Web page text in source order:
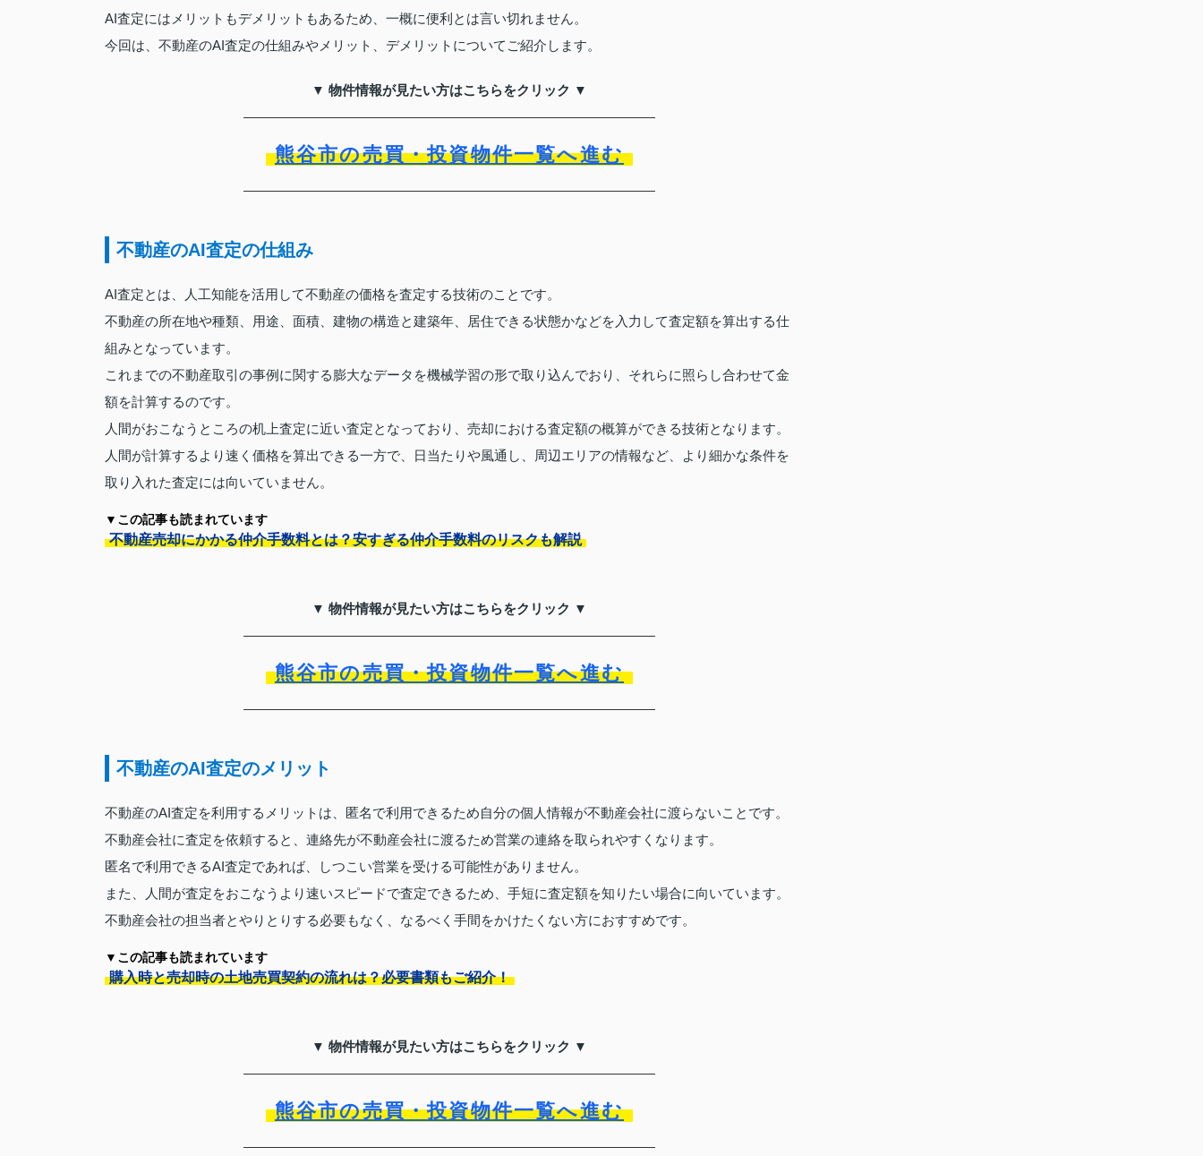
AI査定にはメリットもデメリットもあるため、一概に便利とは言い切れません。
今回は、不動産のAI査定の仕組みやメリット、デメリットについてご紹介します。
▼ 物件情報が見たい方はこちらをクリック ▼
熊谷市の売買・投資物件一覧へ進む
不動産のAI査定の仕組み
AI査定とは、人工知能を活用して不動産の価格を査定する技術のことです。
不動産の所在地や種類、用途、面積、建物の構造と建築年、居住できる状態かなどを入力して査定額を算出する仕
組みとなっています。
これまでの不動産取引の事例に関する膨大なデータを機械学習の形で取り込んでおり、それらに照らし合わせて金
額を計算するのです。
人間がおこなうところの机上査定に近い査定となっており、売却における査定額の概算ができる技術となります。
人間が計算するより速く価格を算出できる一方で、日当たりや風通し、周辺エリアの情報など、より細かな条件を
取り入れた査定には向いていません。
▼この記事も読まれています
不動産売却にかかる仲介手数料とは？安すぎる仲介手数料のリスクも解説
▼ 物件情報が見たい方はこちらをクリック ▼
熊谷市の売買・投資物件一覧へ進む
不動産のAI査定のメリット
不動産のAI査定を利用するメリットは、匿名で利用できるため自分の個人情報が不動産会社に渡らないことです。
不動産会社に査定を依頼すると、連絡先が不動産会社に渡るため営業の連絡を取られやすくなります。
匿名で利用できるAI査定であれば、しつこい営業を受ける可能性がありません。
また、人間が査定をおこなうより速いスピードで査定できるため、手短に査定額を知りたい場合に向いています。
不動産会社の担当者とやりとりする必要もなく、なるべく手間をかけたくない方におすすめです。
▼この記事も読まれています
購入時と売却時の土地売買契約の流れは？必要書類もご紹介！
▼ 物件情報が見たい方はこちらをクリック ▼
熊谷市の売買・投資物件一覧へ進む